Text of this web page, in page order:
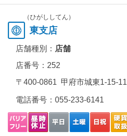
（ひがししてん）
東支店
店舗種別： 店舗
店番号：252
〒400-0861 甲府市城東1-15-11
電話番号： 055-233-6141